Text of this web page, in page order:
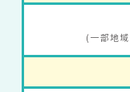
(一部地